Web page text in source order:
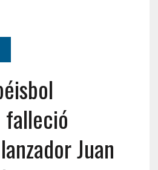
falleció
Juan